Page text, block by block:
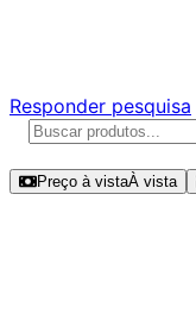
Responder pesquisa
Preço à vistaÀ vista